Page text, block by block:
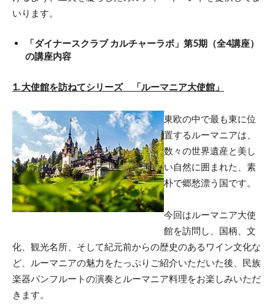
いります。
「ダイナースクラブ カルチャーラボ」第5期（全4講座）
の講座内容
1. 大使館を訪ねてシリーズ 「ルーマニア大使館」
東欧の中で最も東に位
置するルーマニアは、
数々の世界遺産と美し
い自然に囲まれた、素
朴で郷愁漂う国です。
今回はルーマニア大使
館を訪問し、国柄、文
化、観光名所、そして紀元前からの歴史のあるワイン文化な
ど、ルーマニアの魅力をたっぷりご紹介いただいた後、民族
楽器パンフルートの演奏とルーマニア料理をお楽しみいただ
きます。